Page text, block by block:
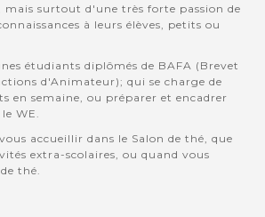
mais surtout d'une très forte passion de
à leurs élèves, petits ou
étudiants diplômés de BAFA (Brevet
d'Animateur); qui se charge de
en semaine, ou préparer et encadrer
WE.
accueillir dans le Salon de thé, que
extra-scolaires, ou quand vous
thé.